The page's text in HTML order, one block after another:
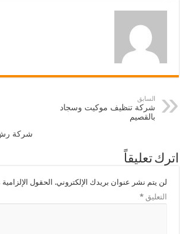
السابق
شركة تنظيف موكيت وسجاد
بالقصيم
شركة رش
اترك تعليقاً
لن يتم نشر عنوان بريدك الإلكتروني. الحقول
التعليق*